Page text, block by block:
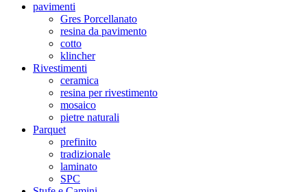
pavimenti
Gres Porcellanato
resina da pavimento
cotto
klincher
Rivestimenti
ceramica
resina per rivestimento
mosaico
pietre naturali
Parquet
prefinito
tradizionale
laminato
SPC